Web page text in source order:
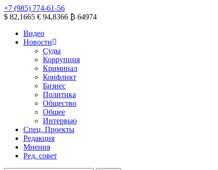
+7 (985) 774-61-56
$ 82,1665 € 94,8366 ₿ 64974
Видео
Новости
Суды
Коррупция
Криминал
Конфликт
Бизнес
Политика
Общество
Общее
Интервью
Спец. Проекты
Редакция
Мнения
Ред. совет